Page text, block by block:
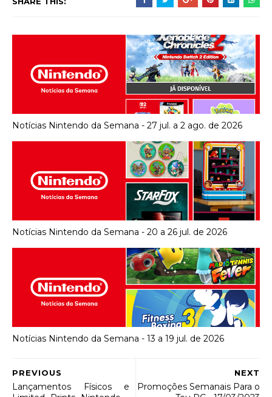
Notícias Nintendo da Semana - 27 jul. a 2 ago. de 2026
Notícias Nintendo da Semana - 20 a 26 jul. de 2026
Notícias Nintendo da Semana - 13 a 19 jul. de 2026
NEXT
Promoções Semanais Para o
PREVIOUS
Lançamentos Físicos e